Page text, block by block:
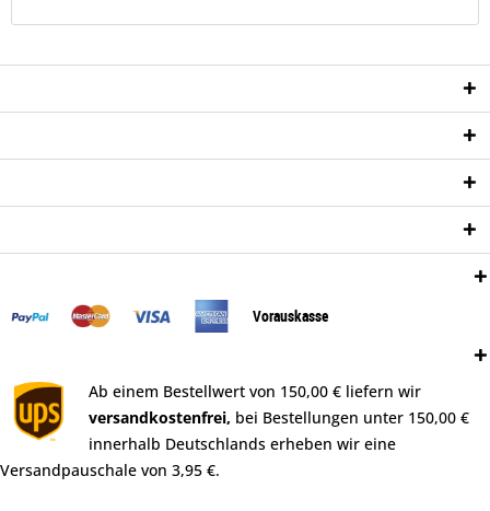
Vorauskasse
Ab einem Bestellwert von 150,00 € liefern wir
versandkostenfrei, bei Bestellungen unter 150,00 €
innerhalb Deutschlands erheben wir eine
Versandpauschale von 3,95 €.